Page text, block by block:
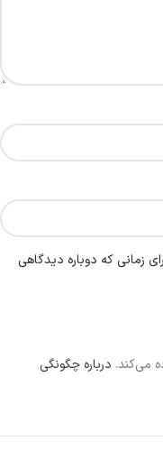
زمانی که دوباره دیدگاهی
می‌کند. درباره چگونگی